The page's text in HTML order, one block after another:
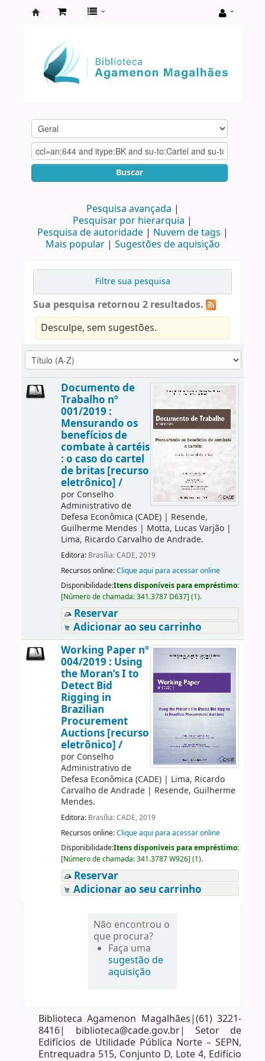
Agamenon
Magalhães
Buscar
Pesquisa avançada
Pesquisar por hierarquia
Pesquisa de autoridade
Nuvem de tags
Mais popular
Sugestões de aquisição
Filtre sua pesquisa
Sua pesquisa retornou 2 resultados.
Desculpe, sem sugestões.
Documento de
Trabalho nº
001/2019 :
Mensurando os
benefícios de
combate à cartéis
: o caso do cartel
de britas [recurso
eletrônico] /
por Conselho
Administrativo de
Defesa Econômica (CADE)| Resende,
Guilherme Mendes | Motta, Lucas Varjão|
Lima, Ricardo Carvalho de Andrade.
Editora: Brasília: CADE, 2019
Recursos online:Clique aqui para acessar online
Disponibilidade:Itens disponíveis para empréstimo:
[Número de chamada:341.3787 D637] (1).
Reservar
Adicionar ao seu carrinho
Working Paper nº
004/2019 : Using
the Moran’s I to
Detect Bid
Rigging in
Brazilian
Procurement
Auctions [recurso
eletrônico] /
por Conselho
Administrativo de
Defesa Econômica (CADE)| Lima, Ricardo
Carvalho de Andrade| Resende, Guilherme
Mendes.
Editora: Brasília: CADE, 2019
Recursos online:Clique aqui para acessar online
Disponibilidade:Itens disponíveis para empréstimo:
[Número de chamada:341.3787 W926] (1).
Reservar
Adicionar ao seu carrinho
Não encontrou o
que procura?
Faça uma
sugestão de
aquisição
Biblioteca Agamenon Magalhães|(61) 3221-
8416| biblioteca@cade.gov.br| Setor de
Edifícios de Utilidade Pública Norte – SEPN,
Entrequadra 515, Conjunto D, Lote 4, Edifício